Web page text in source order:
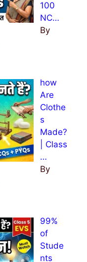
100
NC…
By
how
Are
Clothe
s
Made?
| Class
…
By
99%
of
Stude
nts